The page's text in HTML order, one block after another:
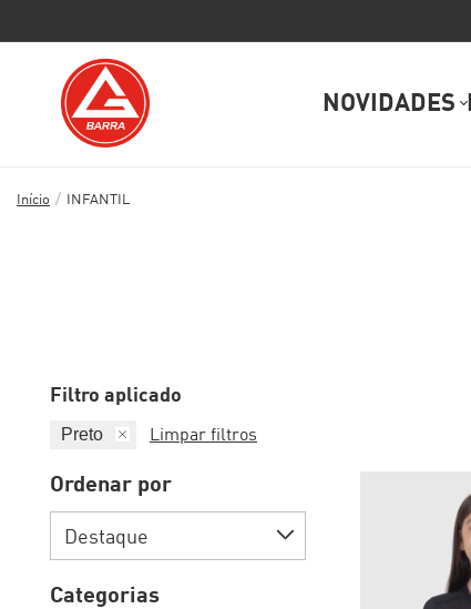
NOVIDADES
Início / INFANTIL
Filtro aplicado
Preto Limpar filtros
Ordenar por
Categorias